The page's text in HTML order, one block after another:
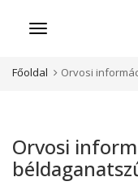
Menü
Főoldal Orvosi
Orvosi